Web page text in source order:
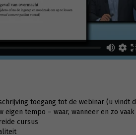
toegang tot de webinar (u vindt
eigen tempo – waar, wanneer en zo
cursus